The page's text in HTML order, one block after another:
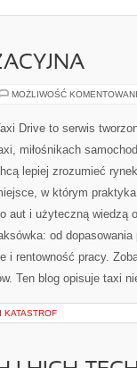
MOŻLIWOŚĆ
Drive to serwis
miłośnikach
lepiej zrozumieć
w którym
aut i użyteczną wiedzą
od dopasowania
i rentowność pracy.
Ten blog opisuje taxi
KATASTROF